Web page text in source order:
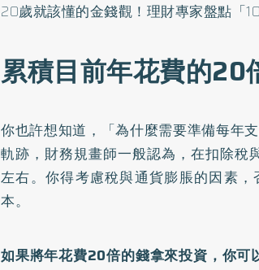
20歲就該懂的金錢觀！理財專家盤點「
累積目前年花費的20
你也許想知道，「為什麼需要準備每年
軌跡，財務規畫師一般認為，在扣除稅
左右。你得考慮稅與通貨膨脹的因素
本。
如果將年花費20倍的錢拿來投資，你可